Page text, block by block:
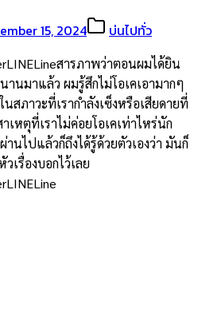
15, 2024 บ่นไปทั่ว
สารภาพว่าตอนผมได้ยิน
นมาแล้ว ผมรู้สึกไม่โอเคเอามากๆ
สภาวะที่เรากำลังเซ็งหรือเสียดายที่
เหตุที่เราไม่ค่อยโอเคเท่าไหร่นัก
นไปแล้วก็ถึงได้รู้ด้วยตัวเองว่า มันก็
เรื่องบอกไว้เลย